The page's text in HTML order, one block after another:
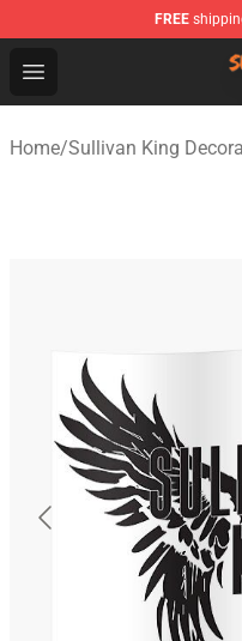
FREE
Open menu
Sullivan King Shop
Home/Sullivan King